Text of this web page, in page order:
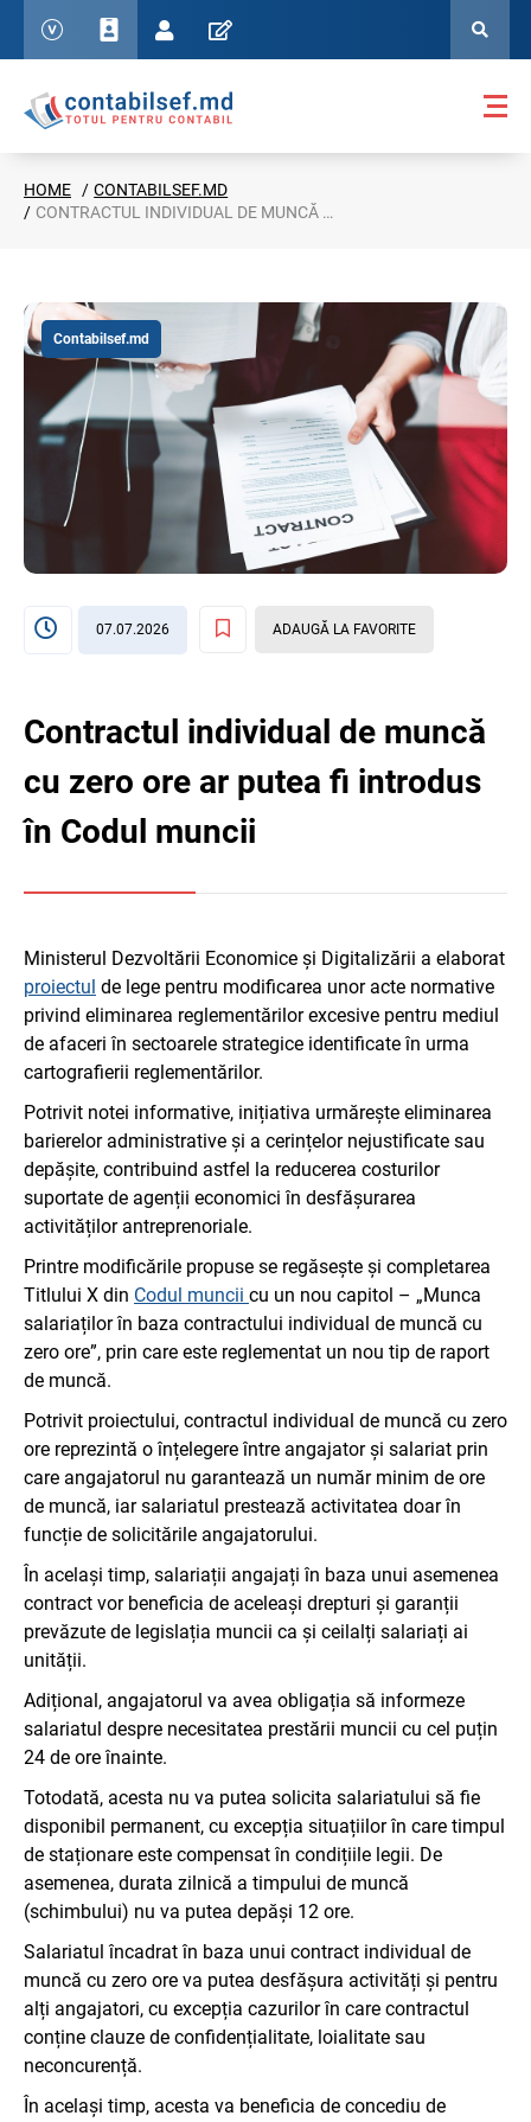
HOME
CONTABILSEF.MD
CONTRACTUL INDIVIDUAL DE MUNCĂ CU ZERO ORE AR PUTEA FI INTRODUS ÎN CODUL MUNCII
Contabilsef.md
07.07.2026 ADAUGĂ LA FAVORITE
Contractul individual de muncă
cu zero ore ar putea fi introdus
în Codul muncii
Ministerul Dezvoltării Economice și Digitalizării a elaborat
proiectul de lege pentru modificarea unor acte normative
privind eliminarea reglementărilor excesive pentru mediul
de afaceri în sectoarele strategice identificate în urma
cartografierii reglementărilor.
Potrivit notei informative, inițiativa urmărește eliminarea
barierelor administrative și a cerințelor nejustificate sau
depășite, contribuind astfel la reducerea costurilor
suportate de agenții economici în desfășurarea
activităților antreprenoriale.
Printre modificările propuse se regăsește și completarea
Titlului X din Codul muncii cu un nou capitol – „Munca
salariaților în baza contractului individual de muncă cu
zero ore”, prin care este reglementat un nou tip de raport
de muncă.
Potrivit proiectului, contractul individual de muncă cu zero
ore reprezintă o înțelegere între angajator și salariat prin
care angajatorul nu garantează un număr minim de ore
de muncă, iar salariatul prestează activitatea doar în
funcție de solicitările angajatorului.
În același timp, salariații angajați în baza unui asemenea
contract vor beneficia de aceleași drepturi și garanții
prevăzute de legislația muncii ca și ceilalți salariați ai
unității.
Adițional, angajatorul va avea obligația să informeze
salariatul despre necesitatea prestării muncii cu cel puțin
24 de ore înainte.
Totodată, acesta nu va putea solicita salariatului să fie
disponibil permanent, cu excepția situațiilor în care timpul
de staționare este compensat în condițiile legii. De
asemenea, durata zilnică a timpului de muncă
(schimbului) nu va putea depăși 12 ore.
Salariatul încadrat în baza unui contract individual de
muncă cu zero ore va putea desfășura activități și pentru
alți angajatori, cu excepția cazurilor în care contractul
conține clauze de confidențialitate, loialitate sau
neconcurență.
În același timp, acesta va beneficia de concediu de